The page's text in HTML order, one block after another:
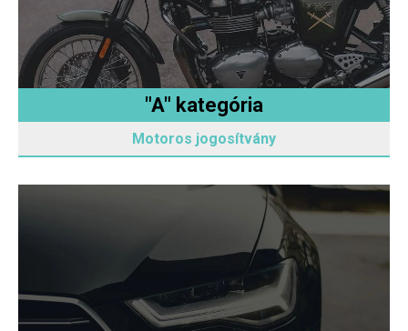
"A" kategória
Motoros jogosítvány